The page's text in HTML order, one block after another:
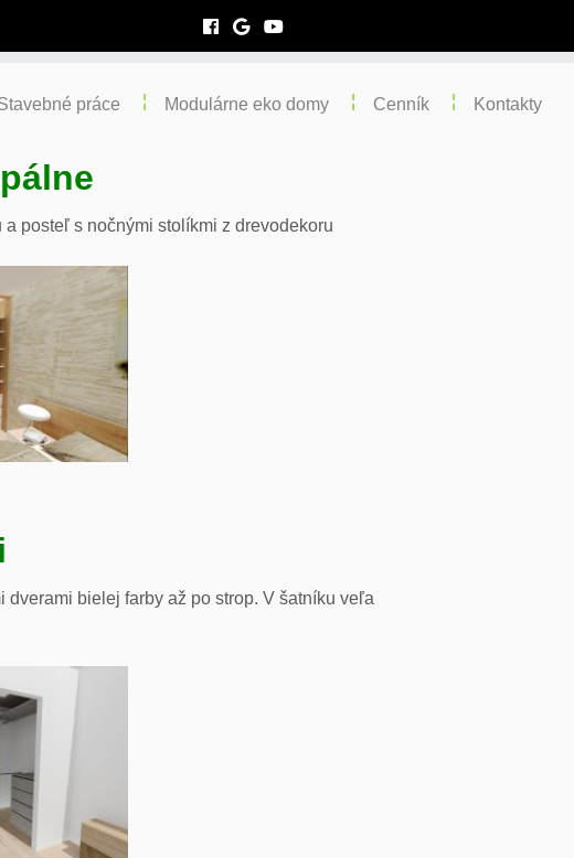
práce Modulárne eko domy Cenník Kontakty
posteľ s nočnými stolíkmi z drevodekoru
bielej farby až po strop. V šatníku veľa